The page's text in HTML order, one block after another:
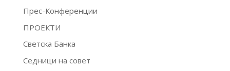
Прес-Конференции
ПРОЕКТИ
Светска Банка
Седници на совет